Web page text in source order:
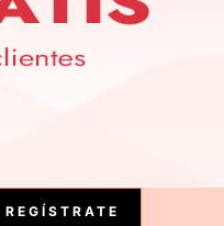
REGÍSTRATE